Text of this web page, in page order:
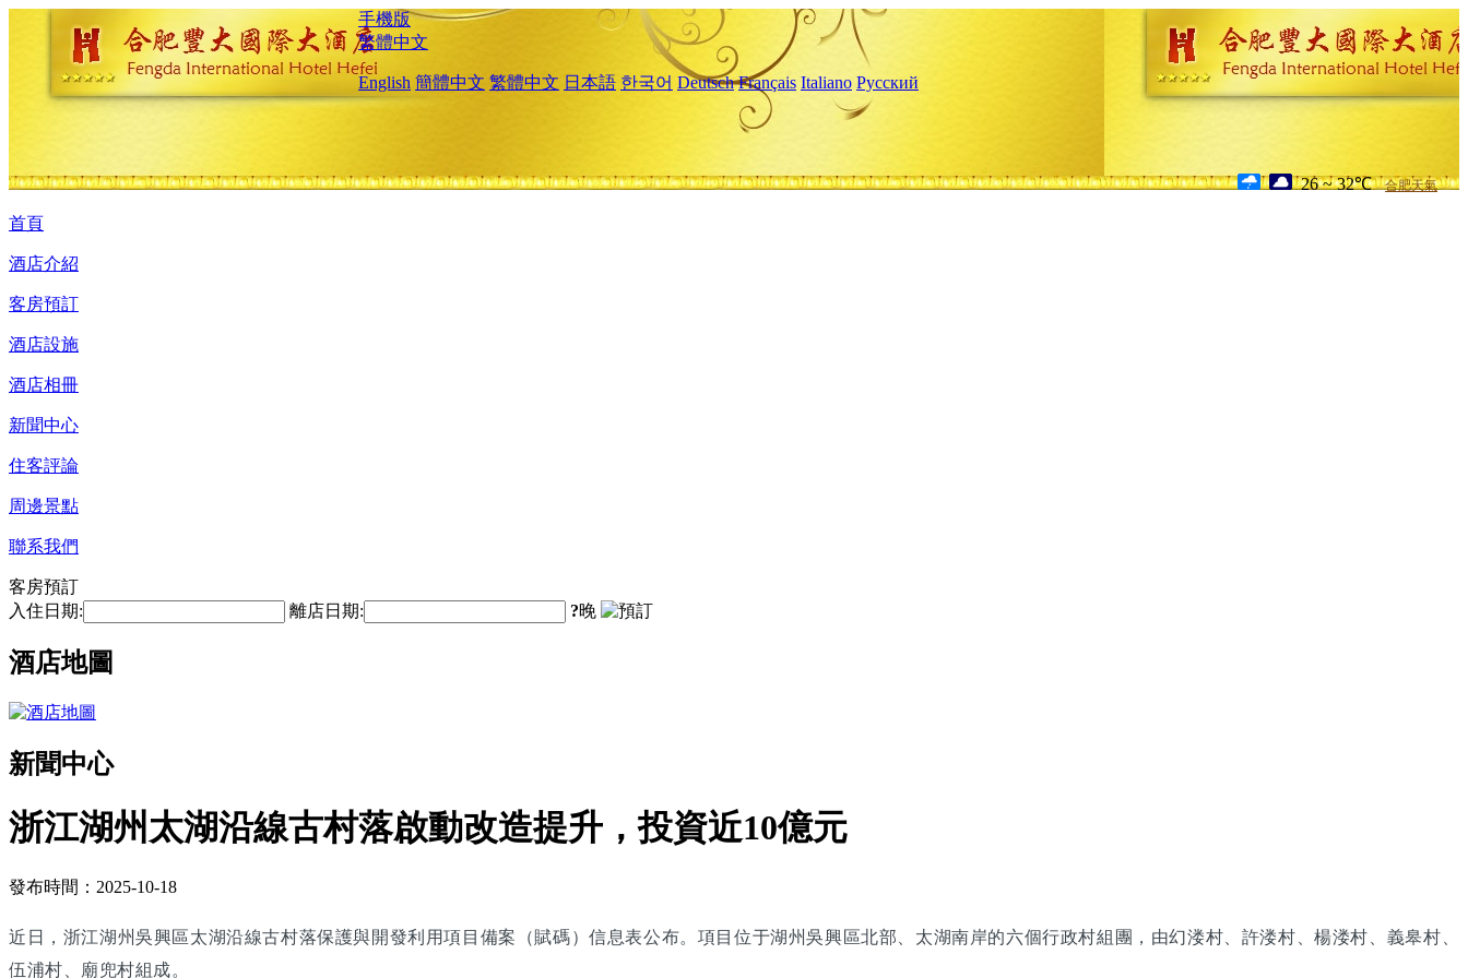
手機版
繁體中文
English 簡體中文 繁體中文 日本語 한국어 Deutsch Français Italiano Русский
26 ~ 32℃ 合肥天氣
首頁
酒店介紹
客房預訂
酒店設施
酒店相冊
新聞中心
住客評論
周邊景點
聯系我們
客房預訂
入住日期:
離店日期: ?晚
酒店地圖
新聞中心
浙江湖州太湖沿線古村落啟動改造提升，投資近10億元
發布時間：2025-10-18
近日，浙江湖州吳興區太湖沿線古村落保護與開發利用項目備案（賦碼）信息表公布。項目位于湖州吳興區北部、太湖南岸的六個行政村組團，由幻溇村、許溇村、楊溇村、義皋村、
伍浦村、廟兜村組成。